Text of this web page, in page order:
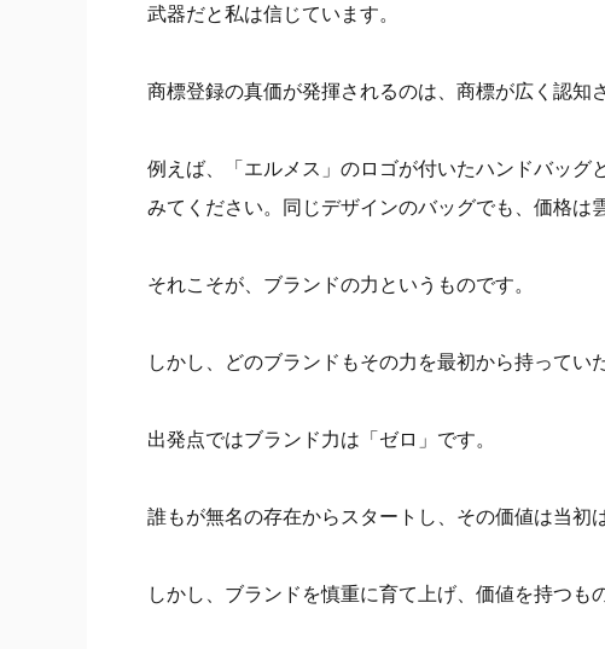
武器だと私は信じています。
商標登録の真価が発揮されるのは、商標が広く認知
例えば、「エルメス」のロゴが付いたハンドバッグ
みてください。同じデザインのバッグでも、価格は
それこそが、ブランドの力というものです。
しかし、どのブランドもその力を最初から持ってい
出発点ではブランド力は「ゼロ」です。
誰もが無名の存在からスタートし、その価値は当初
しかし、ブランドを慎重に育て上げ、価値を持つも